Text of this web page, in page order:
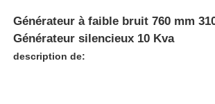
Générateur à faible bruit 760 mm
Générateur silencieux 10 Kva
description de: